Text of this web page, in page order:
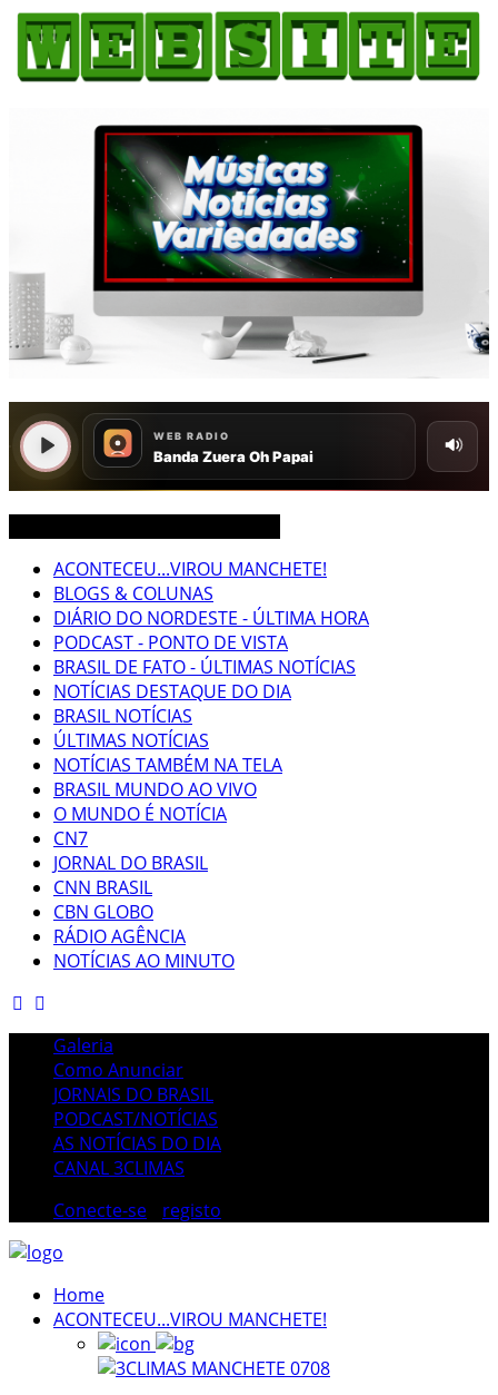
ACONTECEU...VIROU MANCHETE!
BLOGS & COLUNAS
DIÁRIO DO NORDESTE - ÚLTIMA HORA
PODCAST - PONTO DE VISTA
BRASIL DE FATO - ÚLTIMAS NOTÍCIAS
NOTÍCIAS DESTAQUE DO DIA
BRASIL NOTÍCIAS
ÚLTIMAS NOTÍCIAS
NOTÍCIAS TAMBÉM NA TELA
BRASIL MUNDO AO VIVO
O MUNDO É NOTÍCIA
CN7
JORNAL DO BRASIL
CNN BRASIL
CBN GLOBO
RÁDIO AGÊNCIA
NOTÍCIAS AO MINUTO
Galeria
Como Anunciar
JORNAIS DO BRASIL
PODCAST/NOTÍCIAS
AS NOTÍCIAS DO DIA
CANAL 3CLIMAS
Conecte-se
registo
Home
ACONTECEU...VIROU MANCHETE!